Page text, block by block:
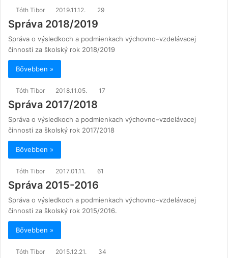
Tóth Tibor 2019.11.12. 29
Správa 2018/2019
Správa o výsledkoch a podmienkach výchovno–vzdelávacej
činnosti za školský rok 2018/2019
Bővebben »
Tóth Tibor 2018.11.05. 17
Správa 2017/2018
Správa o výsledkoch a podmienkach výchovno–vzdelávacej
činnosti za školský rok 2017/2018
Bővebben »
Tóth Tibor 2017.01.11. 61
Správa 2015-2016
Správa o výsledkoch a podmienkach výchovno–vzdelávacej
činnosti za školský rok 2015/2016.
Bővebben »
Tóth Tibor 2015.12.21. 34